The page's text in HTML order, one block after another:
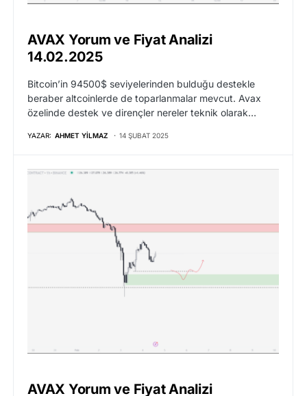
AVAX Yorum ve Fiyat Analizi
14.02.2025
Bitcoin’in 94500$ seviyelerinden bulduğu destekle
beraber altcoinlerde de toparlanmalar mevcut. Avax
özelinde destek ve dirençler nereler teknik olarak…
YAZAR: AHMET YILMAZ 14 ŞUBAT 2025
AVAX Yorum ve Fiyat Analizi